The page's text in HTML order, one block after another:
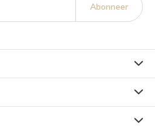
Abonneer